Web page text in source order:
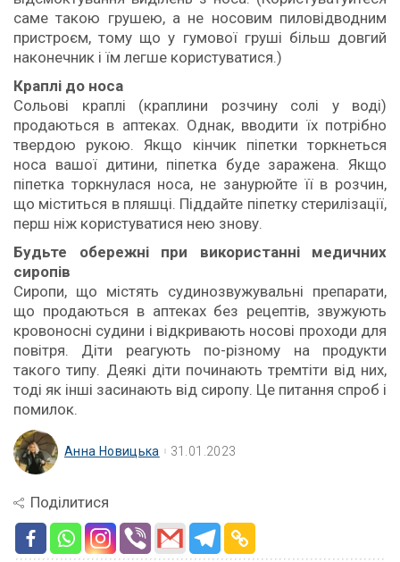
саме такою грушею, а не носовим пиловідводним
пристроєм, тому що у гумової груші більш довгий
наконечник і їм легше користуватися.)
Краплі до носа
Сольові краплі (краплини розчину солі у воді)
продаються в аптеках. Однак, вводити їх потрібно
твердою рукою. Якщо кінчик піпетки торкнеться
носа вашої дитини, піпетка буде заражена. Якщо
піпетка торкнулася носа, не занурюйте її в розчин,
що міститься в пляшці. Піддайте піпетку стерилізації,
перш ніж користуватися нею знову.
Будьте обережні при використанні медичних
сиропів
Сиропи, що містять судинозвужувальні препарати,
що продаються в аптеках без рецептів, звужують
кровоносні судини і відкривають носові проходи для
повітря. Діти реагують по-різному на продукти
такого типу. Деякі діти починають тремтіти від них,
тоді як інші засинають від сиропу. Це питання спроб і
помилок.
Анна Новицька 31.01.2023
Поділитися